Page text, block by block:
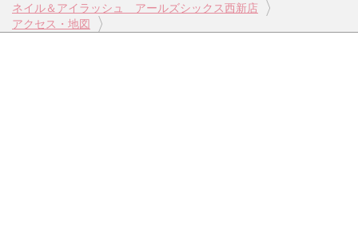
ネイル＆アイラッシュ アールズシックス西新店
アクセス・地図